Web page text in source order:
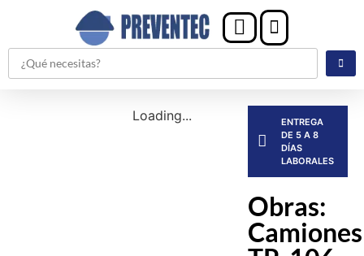
Loading...
ENTREGA
DE 5 A 8
DÍAS
LABORALES
Obras:
Camiones